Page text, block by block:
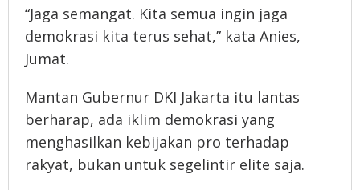
“Jaga semangat. Kita semua ingin jaga
demokrasi kita terus sehat,” kata Anies,
Jumat.
Mantan Gubernur DKI Jakarta itu lantas
berharap, ada iklim demokrasi yang
menghasilkan kebijakan pro terhadap
rakyat, bukan untuk segelintir elite saja.